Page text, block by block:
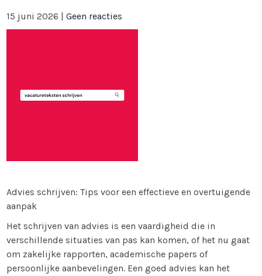
15 juni 2026 |Geen reacties
Advies schrijven: Tips voor een effectieve en overtuigende
aanpak
Het schrijven van advies is een vaardigheid die in
verschillende situaties van pas kan komen, of het nu gaat
om zakelijke rapporten, academische papers of
persoonlijke aanbevelingen. Een goed advies kan het